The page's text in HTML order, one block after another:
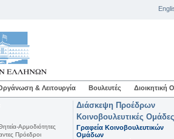
& Λειτουργία Βουλευτές Διοικητική
Αρμοδιότητες
Πρόεδροι
Διάσκεψη Προέδρων
Κοινοβουλευτικές Ομάδες
Γραφεία Κοινοβουλευτικών
Ομάδων